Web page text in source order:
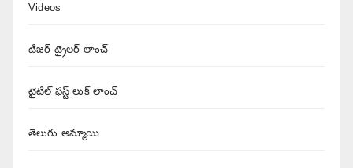
Videos
టిజర్ ట్రైలర్ లాంచ్
టైటిల్ ఫస్ట్ లుక్ లాంచ్
తెలుగు అమ్మాయి